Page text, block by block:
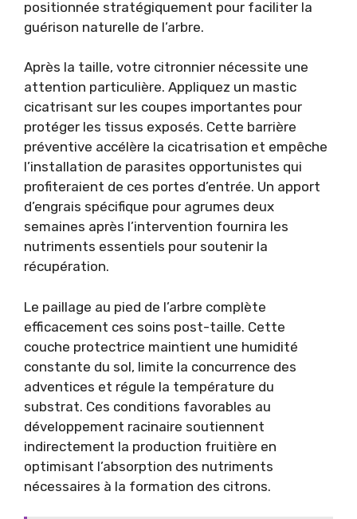
positionnée stratégiquement pour faciliter la
guérison naturelle de l’arbre.
Après la taille, votre citronnier nécessite une
attention particulière. Appliquez un mastic
cicatrisant sur les coupes importantes pour
protéger les tissus exposés. Cette barrière
préventive accélère la cicatrisation et empêche
l’installation de parasites opportunistes qui
profiteraient de ces portes d’entrée. Un apport
d’engrais spécifique pour agrumes deux
semaines après l’intervention fournira les
nutriments essentiels pour soutenir la
récupération.
Le paillage au pied de l’arbre complète
efficacement ces soins post-taille. Cette
couche protectrice maintient une humidité
constante du sol, limite la concurrence des
adventices et régule la température du
substrat. Ces conditions favorables au
développement racinaire soutiennent
indirectement la production fruitière en
optimisant l’absorption des nutriments
nécessaires à la formation des citrons.